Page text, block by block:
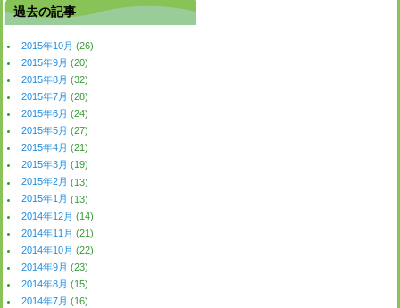
過去の記事
2015年10月 (26)
2015年9月 (20)
2015年8月 (32)
2015年7月 (28)
2015年6月 (24)
2015年5月 (27)
2015年4月 (21)
2015年3月 (19)
2015年2月 (13)
2015年1月 (13)
2014年12月 (14)
2014年11月 (21)
2014年10月 (22)
2014年9月 (23)
2014年8月 (15)
2014年7月 (16)